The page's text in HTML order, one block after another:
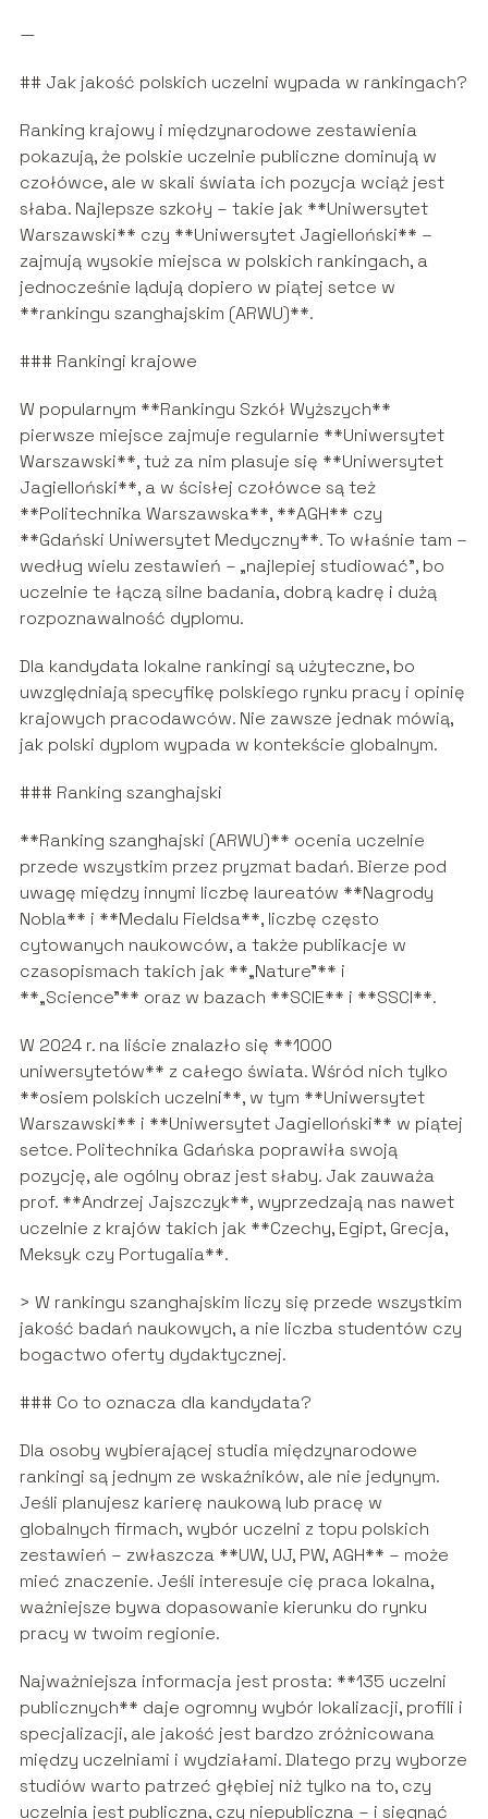
—
## Jak jakość polskich uczelni wypada w rankingach?
Ranking krajowy i międzynarodowe zestawienia
pokazują, że polskie uczelnie publiczne dominują w
czołówce, ale w skali świata ich pozycja wciąż jest
słaba. Najlepsze szkoły – takie jak **Uniwersytet
Warszawski** czy **Uniwersytet Jagielloński** –
zajmują wysokie miejsca w polskich rankingach, a
jednocześnie lądują dopiero w piątej setce w
**rankingu szanghajskim (ARWU)**.
### Rankingi krajowe
W popularnym **Rankingu Szkół Wyższych**
pierwsze miejsce zajmuje regularnie **Uniwersytet
Warszawski**, tuż za nim plasuje się **Uniwersytet
Jagielloński**, a w ścisłej czołówce są też
**Politechnika Warszawska**, **AGH** czy
**Gdański Uniwersytet Medyczny**. To właśnie tam –
według wielu zestawień – „najlepiej studiować”, bo
uczelnie te łączą silne badania, dobrą kadrę i dużą
rozpoznawalność dyplomu.
Dla kandydata lokalne rankingi są użyteczne, bo
uwzględniają specyfikę polskiego rynku pracy i opinię
krajowych pracodawców. Nie zawsze jednak mówią,
jak polski dyplom wypada w kontekście globalnym.
### Ranking szanghajski
**Ranking szanghajski (ARWU)** ocenia uczelnie
przede wszystkim przez pryzmat badań. Bierze pod
uwagę między innymi liczbę laureatów **Nagrody
Nobla** i **Medalu Fieldsa**, liczbę często
cytowanych naukowców, a także publikacje w
czasopismach takich jak **„Nature”** i
**„Science”** oraz w bazach **SCIE** i **SSCI**.
W 2024 r. na liście znalazło się **1000
uniwersytetów** z całego świata. Wśród nich tylko
**osiem polskich uczelni**, w tym **Uniwersytet
Warszawski** i **Uniwersytet Jagielloński** w piątej
setce. Politechnika Gdańska poprawiła swoją
pozycję, ale ogólny obraz jest słaby. Jak zauważa
prof. **Andrzej Jajszczyk**, wyprzedzają nas nawet
uczelnie z krajów takich jak **Czechy, Egipt, Grecja,
Meksyk czy Portugalia**.
> W rankingu szanghajskim liczy się przede wszystkim
jakość badań naukowych, a nie liczba studentów czy
bogactwo oferty dydaktycznej.
### Co to oznacza dla kandydata?
Dla osoby wybierającej studia międzynarodowe
rankingi są jednym ze wskaźników, ale nie jedynym.
Jeśli planujesz karierę naukową lub pracę w
globalnych firmach, wybór uczelni z topu polskich
zestawień – zwłaszcza **UW, UJ, PW, AGH** – może
mieć znaczenie. Jeśli interesuje cię praca lokalna,
ważniejsze bywa dopasowanie kierunku do rynku
pracy w twoim regionie.
Najważniejsza informacja jest prosta: **135 uczelni
publicznych** daje ogromny wybór lokalizacji, profili i
specjalizacji, ale jakość jest bardzo zróżnicowana
między uczelniami i wydziałami. Dlatego przy wyborze
studiów warto patrzeć głębiej niż tylko na to, czy
uczelnia jest publiczna, czy niepubliczna – i sięgnąć